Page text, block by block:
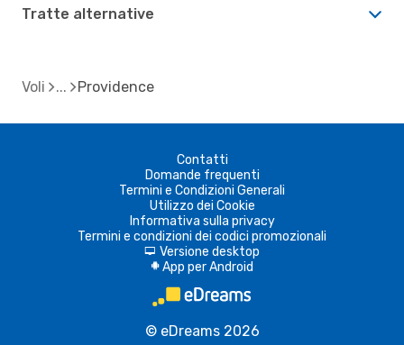
Tratte alternative
Voli Providence
Contatti
Domande frequenti
Termini e Condizioni Generali
Utilizzo dei Cookie
Informativa sulla privacy
Termini e condizioni dei codici promozionali
d Versione desktop
A App per Android
© eDreams 2026